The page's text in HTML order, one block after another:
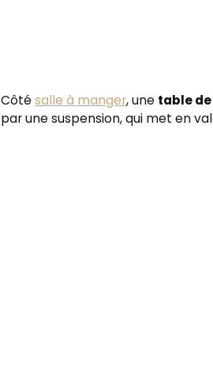
Côtésalle à manger, une table
par une suspension, qui met en